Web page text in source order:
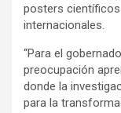
posters
internacionales.
“Para el
preocupación
donde la
para la